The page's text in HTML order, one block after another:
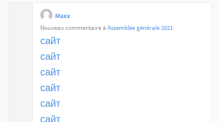
Maxx
Nouveau commentaire à Assemblée générale 2021
сайт
сайт
сайт
сайт
сайт
сайт